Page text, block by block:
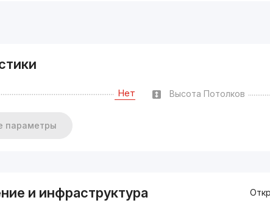
Нет Высота Потолков
параметры
и инфраструктура